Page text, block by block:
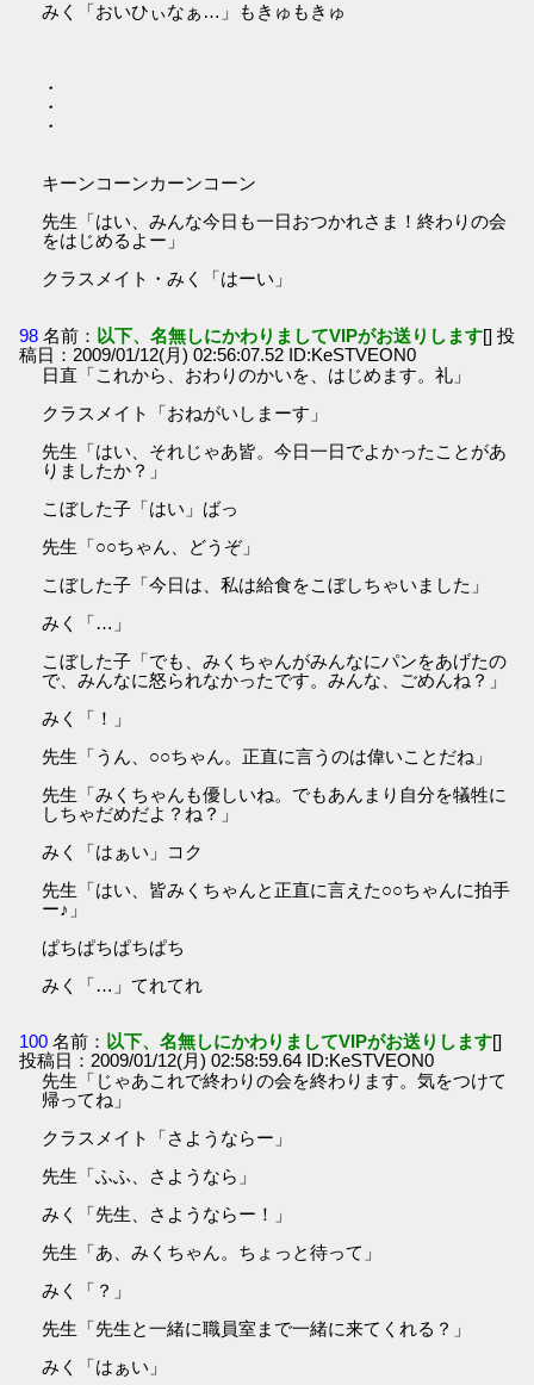
みく「おいひぃなぁ…」もきゅもきゅ
・
・
・
キーンコーンカーンコーン
先生「はい、みんな今日も一日おつかれさま！終わりの会
をはじめるよー」
クラスメイト・みく「はーい」
98 名前： 以下、名無しにかわりましてVIPがお送りします[] 投
稿日：2009/01/12(月) 02:56:07.52 ID:KeSTVEON0
日直「これから、おわりのかいを、はじめます。礼」
クラスメイト「おねがいしまーす」
先生「はい、それじゃあ皆。今日一日でよかったことがあ
りましたか？」
こぼした子「はい」ばっ
先生「○○ちゃん、どうぞ」
こぼした子「今日は、私は給食をこぼしちゃいました」
みく「…」
こぼした子「でも、みくちゃんがみんなにパンをあげたの
で、みんなに怒られなかったです。みんな、ごめんね？」
みく「！」
先生「うん、○○ちゃん。正直に言うのは偉いことだね」
先生「みくちゃんも優しいね。でもあんまり自分を犠牲に
しちゃだめだよ？ね？」
みく「はぁい」コク
先生「はい、皆みくちゃんと正直に言えた○○ちゃんに拍手
ー♪」
ぱちぱちぱちぱち
みく「…」てれてれ
100 名前： 以下、名無しにかわりましてVIPがお送りします[]
投稿日：2009/01/12(月) 02:58:59.64 ID:KeSTVEON0
先生「じゃあこれで終わりの会を終わります。気をつけて
帰ってね」
クラスメイト「さようならー」
先生「ふふ、さようなら」
みく「先生、さようならー！」
先生「あ、みくちゃん。ちょっと待って」
みく「？」
先生「先生と一緒に職員室まで一緒に来てくれる？」
みく「はぁい」